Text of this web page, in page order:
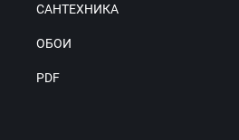
САНТЕХНИКА
ОБОИ
PDF